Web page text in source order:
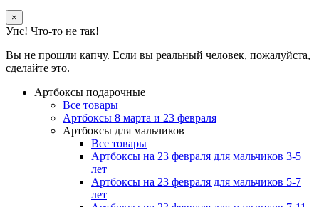
×
Упс! Что-то не так!
Вы не прошли капчу. Если вы реальный человек, пожалуйста,
сделайте это.
Артбоксы подарочные
Все товары
Артбоксы 8 марта и 23 февраля
Артбоксы для мальчиков
Все товары
Артбоксы на 23 февраля для мальчиков 3-5
лет
Артбоксы на 23 февраля для мальчиков 5-7
лет